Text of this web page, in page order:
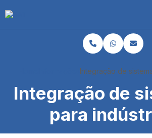
Integração de
Integração de
para